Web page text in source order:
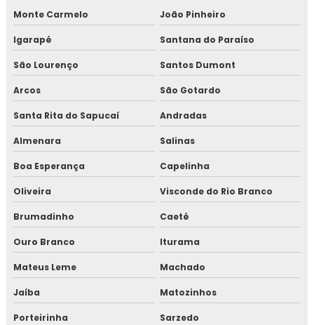
Curso de gerenciamento de resíduos sólidos
Curso de gestão de resíduos
Curso gmp para transportadoras
Curso iso 17025 online
Curso de rotulagem nutricional
Empresa de consultoria para empresa alimentícia
Empresa de consultoria gmp
Empresa de consultoria para setor alimentício
Monte Carmelo João Pinheiro
Igarapé Santana do Paraíso
São Lourenço Santos Dumont
Arcos São Gotardo
Santa Rita do Sapucaí Andradas
Almenara Salinas
Boa Esperança Capelinha
Oliveira Visconde do Rio Branco
Brumadinho Caeté
Ouro Branco Iturama
Mateus Leme Machado
Jaíba Matozinhos
Porteirinha Sarzedo